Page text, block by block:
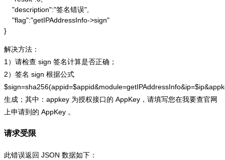
    "description":"签名错误",
    "flag":"getIPAddressInfo->sign"
}
解决方法：
1）请检查 sign 签名计算是否正确；
2）签名 sign 根据公式
生成；其中：appkey 为授权接口的 AppKey，请填写您在我要查官网
上申请到的 AppKey 。
请求受限
此错误返回 JSON 数据如下：